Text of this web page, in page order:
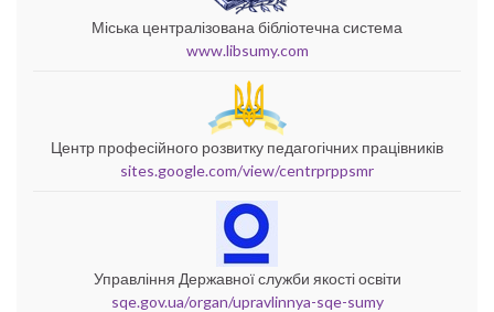
Міська централізована бібліотечна система
www.libsumy.com
Центр професійного розвитку педагогічних працівників
sites.google.com/view/centrprppsmr
Управління Державної служби якості освіти
sqe.gov.ua/organ/upravlinnya-sqe-sumy